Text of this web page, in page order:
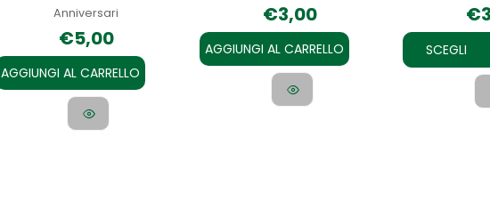
Anniversari
€5,00
AGGIUNGI AL CARRELLO
€3,00
AGGIUNGI AL CARRELLO
€
SCEGLI